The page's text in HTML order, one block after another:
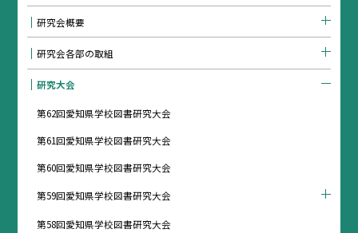
研究会概要
研究会各部の取組
研究大会
第62回愛知県学校図書研究大会
第61回愛知県学校図書研究大会
第60回愛知県学校図書研究大会
第59回愛知県学校図書研究大会
第58回愛知県学校図書研究大会